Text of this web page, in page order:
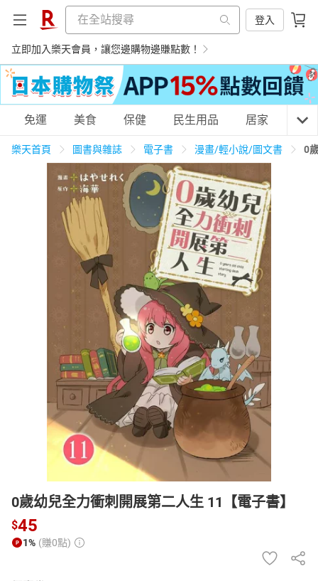
登入
立即加入樂天會員，讓您邊購物邊賺點數！
購物網分類
天天免運 美食蛋糕 養生保健 民生用品
3C家電 運動休閒 親子玩具
男裝 化妝保養 情趣用品
日本購物 電子/紙本書
HOT
免運 美食 保健 民生用品 居家 3C
樂天首頁 圖書與雜誌 電子書 漫畫/輕小說/圖文書 0
0歲幼兒全力衝刺開展第二人生 11【電子書】
$45
1% (賺0點)